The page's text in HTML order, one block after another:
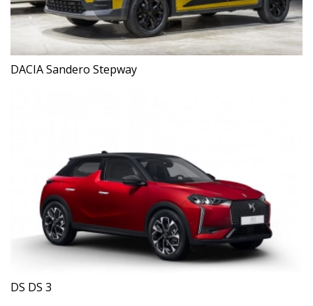
DACIA Sandero Stepway
DS DS 3